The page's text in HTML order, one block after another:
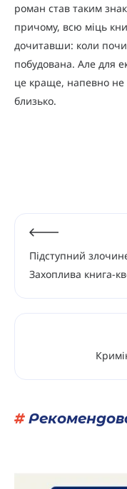
Підступний
Захоплива книга-
роман став таким
причому, всю міць
дочитавши: коли
побудована. Але для
це краще, напевно не
близько.
#